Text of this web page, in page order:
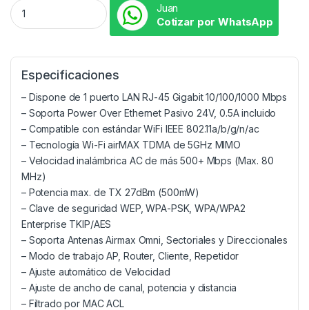
Juan
Cotizar por WhatsApp
Especificaciones
– Dispone de 1 puerto LAN RJ-45 Gigabit 10/100/1000 Mbps
– Soporta Power Over Ethernet Pasivo 24V, 0.5A incluido
– Compatible con estándar WiFi IEEE 802.11a/b/g/n/ac
– Tecnología Wi-Fi airMAX TDMA de 5GHz MIMO
– Velocidad inalámbrica AC de más 500+ Mbps (Max. 80
MHz)
– Potencia max. de TX 27dBm (500mW)
– Clave de seguridad WEP, WPA-PSK, WPA/WPA2
Enterprise TKIP/AES
– Soporta Antenas Airmax Omni, Sectoriales y Direccionales
– Modo de trabajo AP, Router, Cliente, Repetidor
– Ajuste automático de Velocidad
– Ajuste de ancho de canal, potencia y distancia
– Filtrado por MAC ACL